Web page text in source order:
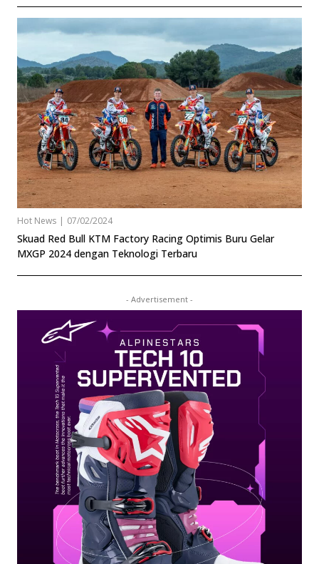
Hot News | 07/02/2024
Skuad Red Bull KTM Factory Racing Optimis Buru Gelar
MXGP 2024 dengan Teknologi Terbaru
- Advertisement -